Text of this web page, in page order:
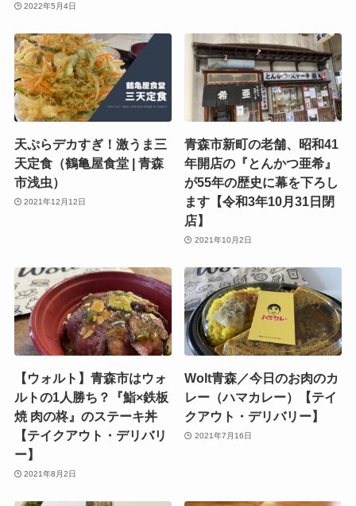
2022年5月4日
天ぷらデカすぎ！激うま三
天定食（鶴亀屋食堂 | 青森
市浅虫）
2021年12月12日
青森市新町の老舗、昭和41
年開店の『とんかつ亜希』
が55年の歴史に幕を下ろし
ます【令和3年10月31日閉
店】
2021年10月2日
【ウォルト】青森市はウォ
ルトの1人勝ち？『鮨×鉄板
焼 肉の柊』のステーキ丼
【テイクアウト・デリバリ
ー】
2021年8月2日
Wolt青森／今日のお肉のカ
レー（ハマカレー）【テイ
クアウト・デリバリー】
2021年7月16日